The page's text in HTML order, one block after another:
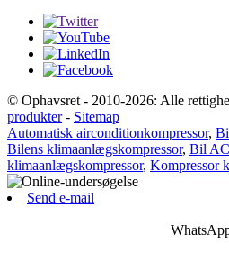
© Ophavsret - 2010-2026: Alle
produkter- Sitemap
Automatisk airconditionkompressor,
Bilens klimaanlægskompressor, Bil
klimaanlægskompressor, Kompressor
Send e-mail